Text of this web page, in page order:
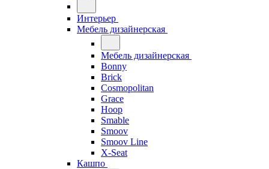
Интерьер
Мебель дизайнерская
Мебель дизайнерская
Bonny
Brick
Cosmopolitan
Grace
Hoop
Smable
Smoov
Smoov Line
X-Seat
Кашпо